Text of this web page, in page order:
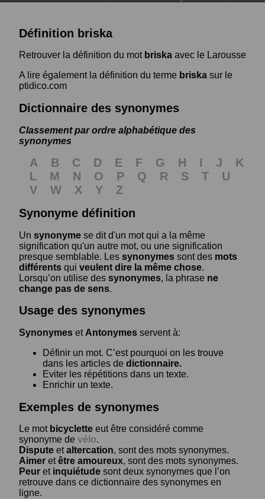
Définition briska
Retrouver la définition du mot briska avec le Larousse
A lire également la définition du terme briska sur le
ptidico.com
Dictionnaire des synonymes
Classement par ordre alphabétique des
synonymes
A B C D E F G H I J
K
L
M N O P Q R S T
U
V
W X Y
Z
Synonyme définition
Un synonyme se dit d'un mot qui a la même
signification qu'un autre mot, ou une signification
presque semblable. Les synonymes sont des mots
différents qui veulent dire la même chose.
Lorsqu’on utilise des synonymes, la phrase ne
change pas de sens.
Usage des synonymes
Synonymes et Antonymes servent à:
Définir un mot. C’est pourquoi on les trouve
dans les articles de dictionnaire.
Eviter les répétitions dans un texte.
Enrichir un texte.
Exemples de synonymes
Le mot bicyclette eut être considéré comme
synonyme de vélo.
Dispute etaltercation, sont des mots synonymes.
Aimer etêtre amoureux, sont des mots synonymes.
Peur et inquiétude sont deux synonymes que l’on
retrouve dans ce dictionnaire des synonymes en
ligne.